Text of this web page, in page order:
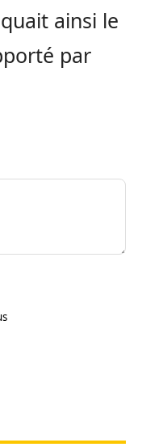
ainsi le
par